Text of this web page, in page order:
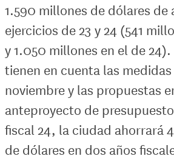
1.590 millones de dólares de
ejercicios de 23 y 24 (541
y 1.050 millones en el de
tienen en cuenta las
noviembre y las propuestas
anteproyecto de
fiscal 24, la ciudad ahorrará
de dólares en dos años